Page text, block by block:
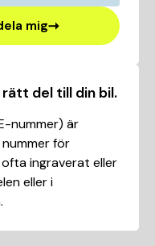
del till din bil.
nummer) är
för
ingraverat eller
eller i
mig